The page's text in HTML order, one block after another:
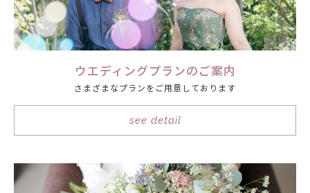
ウエディングプランのご案内
さまざまなプランをご用意しております
see detail